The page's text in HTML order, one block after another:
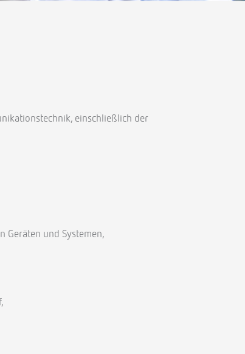
einschließlich der
und Systemen,